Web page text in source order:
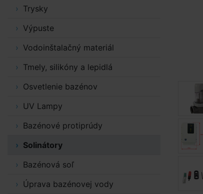
Trysky
Výpuste
Vodoinštalačný materiál
Tmely, silikóny a lepidlá
Osvetlenie bazénov
UV Lampy
Bazénové protiprúdy
Solinátory
Bazénová soľ
Úprava bazénovej vody